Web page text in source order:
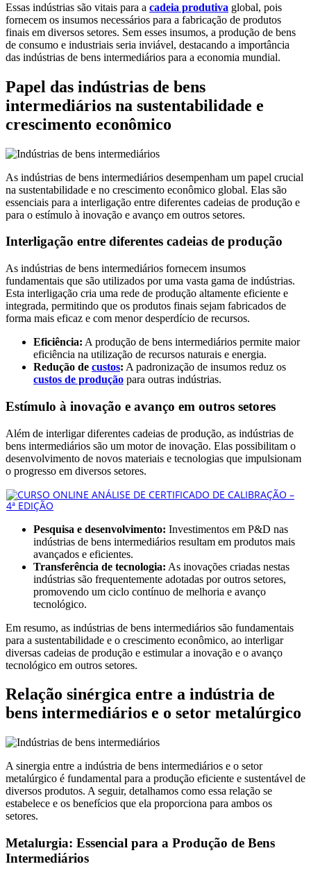
Essas indústrias são vitais para a cadeia produtiva global, pois
fornecem os insumos necessários para a fabricação de produtos
finais em diversos setores. Sem esses insumos, a produção de bens
de consumo e industriais seria inviável, destacando a importância
das indústrias de bens intermediários para a economia mundial.
Papel das indústrias de bens
intermediários na sustentabilidade e
crescimento econômico
As indústrias de bens intermediários desempenham um papel crucial
na sustentabilidade e no crescimento econômico global. Elas são
essenciais para a interligação entre diferentes cadeias de produção e
para o estímulo à inovação e avanço em outros setores.
Interligação entre diferentes cadeias de produção
As indústrias de bens intermediários fornecem insumos
fundamentais que são utilizados por uma vasta gama de indústrias.
Esta interligação cria uma rede de produção altamente eficiente e
integrada, permitindo que os produtos finais sejam fabricados de
forma mais eficaz e com menor desperdício de recursos.
Eficiência: A produção de bens intermediários permite maior
eficiência na utilização de recursos naturais e energia.
Redução de custos: A padronização de insumos reduz os
custos de produção para outras indústrias.
Estímulo à inovação e avanço em outros setores
Além de interligar diferentes cadeias de produção, as indústrias de
bens intermediários são um motor de inovação. Elas possibilitam o
desenvolvimento de novos materiais e tecnologias que impulsionam
o progresso em diversos setores.
Pesquisa e desenvolvimento: Investimentos em P&D nas
indústrias de bens intermediários resultam em produtos mais
avançados e eficientes.
Transferência de tecnologia: As inovações criadas nestas
indústrias são frequentemente adotadas por outros setores,
promovendo um ciclo contínuo de melhoria e avanço
tecnológico.
Em resumo, as indústrias de bens intermediários são fundamentais
para a sustentabilidade e o crescimento econômico, ao interligar
diversas cadeias de produção e estimular a inovação e o avanço
tecnológico em outros setores.
Relação sinérgica entre a indústria de
bens intermediários e o setor metalúrgico
A sinergia entre a indústria de bens intermediários e o setor
metalúrgico é fundamental para a produção eficiente e sustentável de
diversos produtos. A seguir, detalhamos como essa relação se
estabelece e os benefícios que ela proporciona para ambos os
setores.
Metalurgia: Essencial para a Produção de Bens
Intermediários